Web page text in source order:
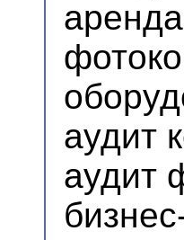
аренда
аудит
аудит